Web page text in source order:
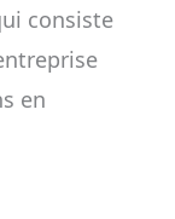
consiste
en